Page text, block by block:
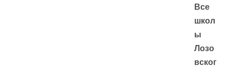
Все
школ
ы
Лозо
вског